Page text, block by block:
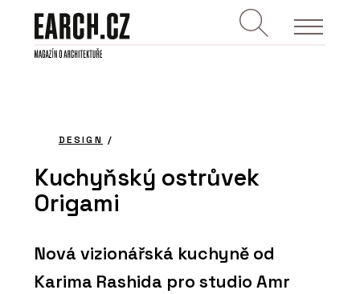
DESIGN /
Kuchyňský ostrůvek
Origami
Nová vizionářská kuchyně od
Karima Rashida pro studio Amr